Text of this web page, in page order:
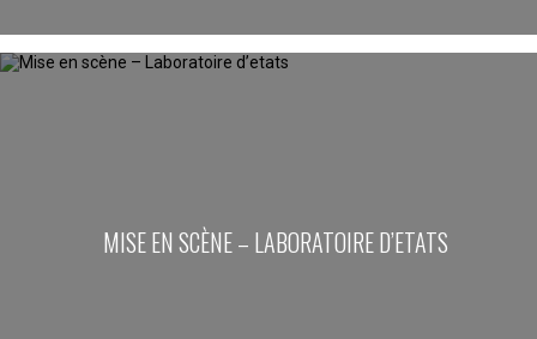
MISE EN SCÈNE – LABORATOIRE D’ETATS